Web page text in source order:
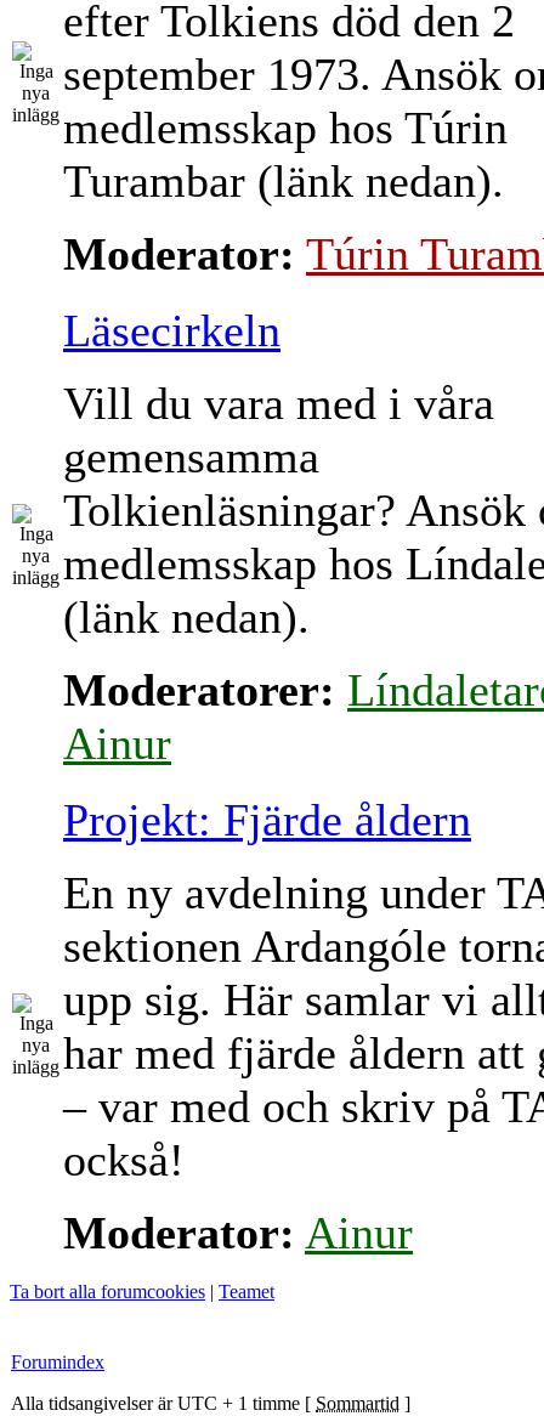
efter Tolkiens död den 2
september 1973. Ansök
medlemsskap hos Túrin
Turambar (länk nedan).
Moderator: Túrin
Läsecirkeln
Vill du vara med i våra
gemensamma
Tolkienläsningar? Ansök
medlemsskap hos
(länk nedan).
Moderatorer:
Ainur
Projekt: Fjärde åldern
En ny avdelning under
sektionen Ardangóle
upp sig. Här samlar vi
har med fjärde åldern att
– var med och skriv på
också!
Moderator: Ainur
Ta bort alla forumcookies | Teamet
Forumindex
Alla tidsangivelser är UTC + 1 timme [ Sommartid ]